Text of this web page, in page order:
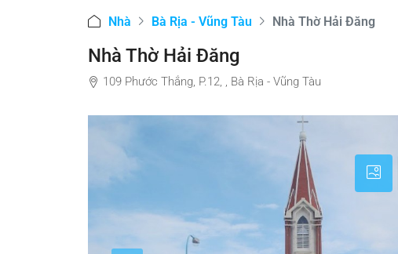
Nhà Bà Rịa - Vũng Tàu Nhà Thờ Hải Đăng
Nhà Thờ Hải Đăng
109 Phước Thắng, P.12, , Bà Rịa - Vũng Tàu